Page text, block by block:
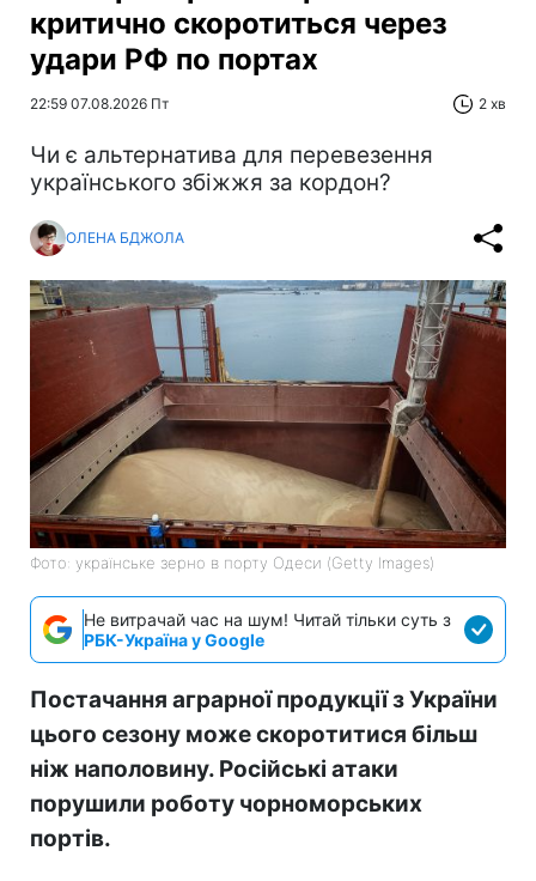
критично скоротиться через
удари РФ по портах
22:59 07.08.2026 Пт 2 хв
Чи є альтернатива для перевезення
українського збіжжя за кордон?
ОЛЕНА БДЖОЛА
Фото: українське зерно в порту Одеси (Getty Images)
Не витрачай час на шум! Читай тільки суть з
РБК-Україна у Google
Постачання аграрної продукції з України
цього сезону може скоротитися більш
ніж наполовину. Російські атаки
порушили роботу чорноморських
портів.